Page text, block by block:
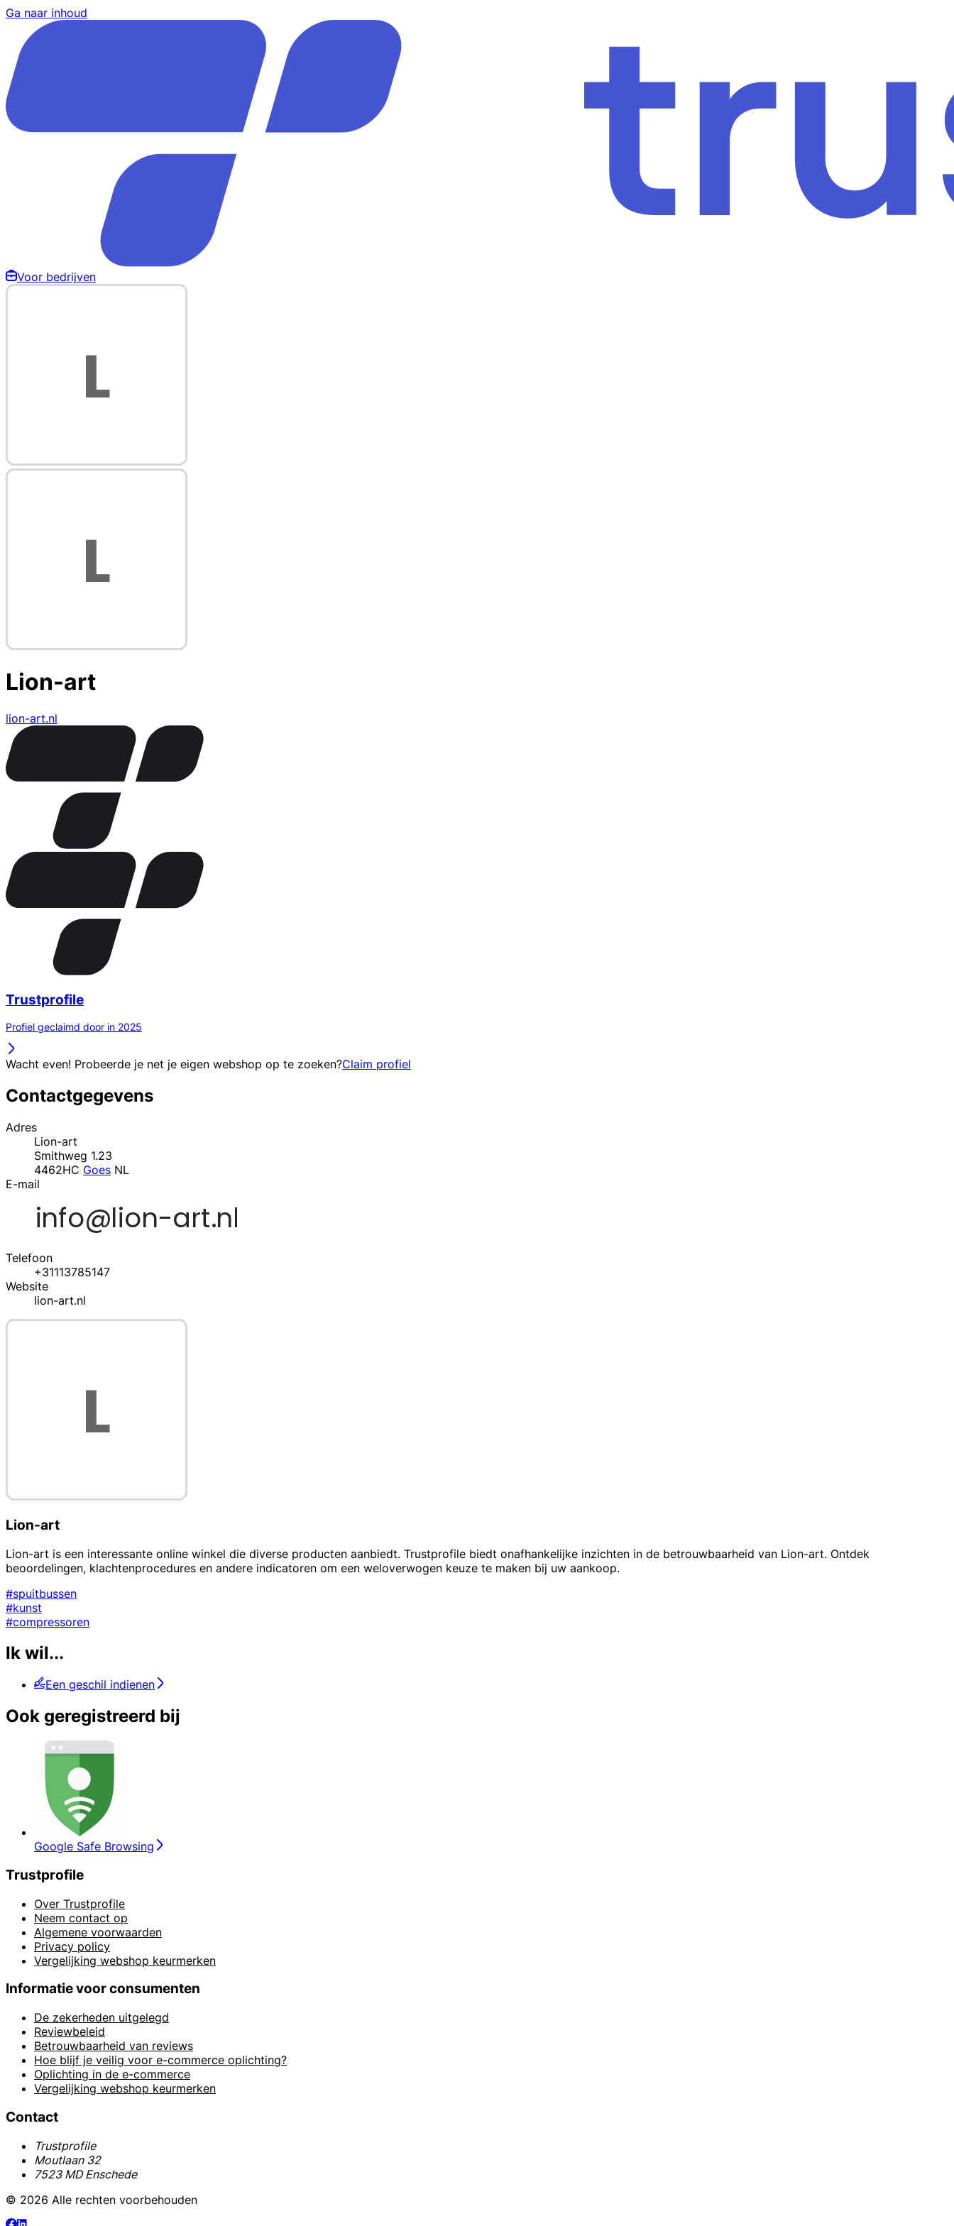
Ga naar inhoud
Voor bedrijven
Lion-art
lion-art.nl
Trustprofile
Profiel geclaimd door in 2025
Wacht even! Probeerde je net je eigen webshop op te zoeken?Claim profiel
Contactgegevens
Adres
Lion-art
Smithweg 1.23
4462HC Goes NL
E-mail
Telefoon
+31113785147
Website
lion-art.nl
Lion-art
Lion-art is een interessante online winkel die diverse producten aanbiedt. Trustprofile biedt onafhankelijke inzichten in de betrouwbaarheid van Lion-art. Ontdek
beoordelingen, klachtenprocedures en andere indicatoren om een weloverwogen keuze te maken bij uw aankoop.
#spuitbussen
#kunst
#compressoren
Ik wil...
Een geschil indienen
Ook geregistreerd bij
Google Safe Browsing
Trustprofile
Over Trustprofile
Neem contact op
Algemene voorwaarden
Privacy policy
Vergelijking webshop keurmerken
Informatie voor consumenten
De zekerheden uitgelegd
Reviewbeleid
Betrouwbaarheid van reviews
Hoe blijf je veilig voor e-commerce oplichting?
Oplichting in de e-commerce
Vergelijking webshop keurmerken
Contact
Trustprofile
Moutlaan 32
7523 MD Enschede
© 2026 Alle rechten voorbehouden